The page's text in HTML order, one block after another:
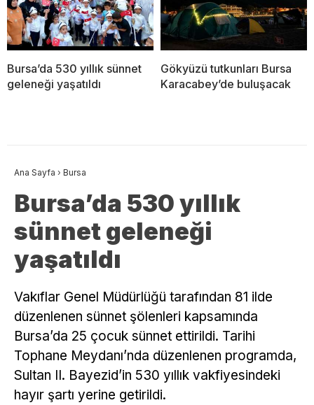
Bursa’da 530 yıllık sünnet
geleneği yaşatıldı
Gökyüzü tutkunları Bursa
Karacabey’de buluşacak
Ana Sayfa › Bursa
Bursa’da 530 yıllık
sünnet geleneği
yaşatıldı
Vakıflar Genel Müdürlüğü tarafından 81 ilde
düzenlenen sünnet şölenleri kapsamında
Bursa’da 25 çocuk sünnet ettirildi. Tarihi
Tophane Meydanı’nda düzenlenen programda,
Sultan II. Bayezid’in 530 yıllık vakfiyesindeki
hayır şartı yerine getirildi.